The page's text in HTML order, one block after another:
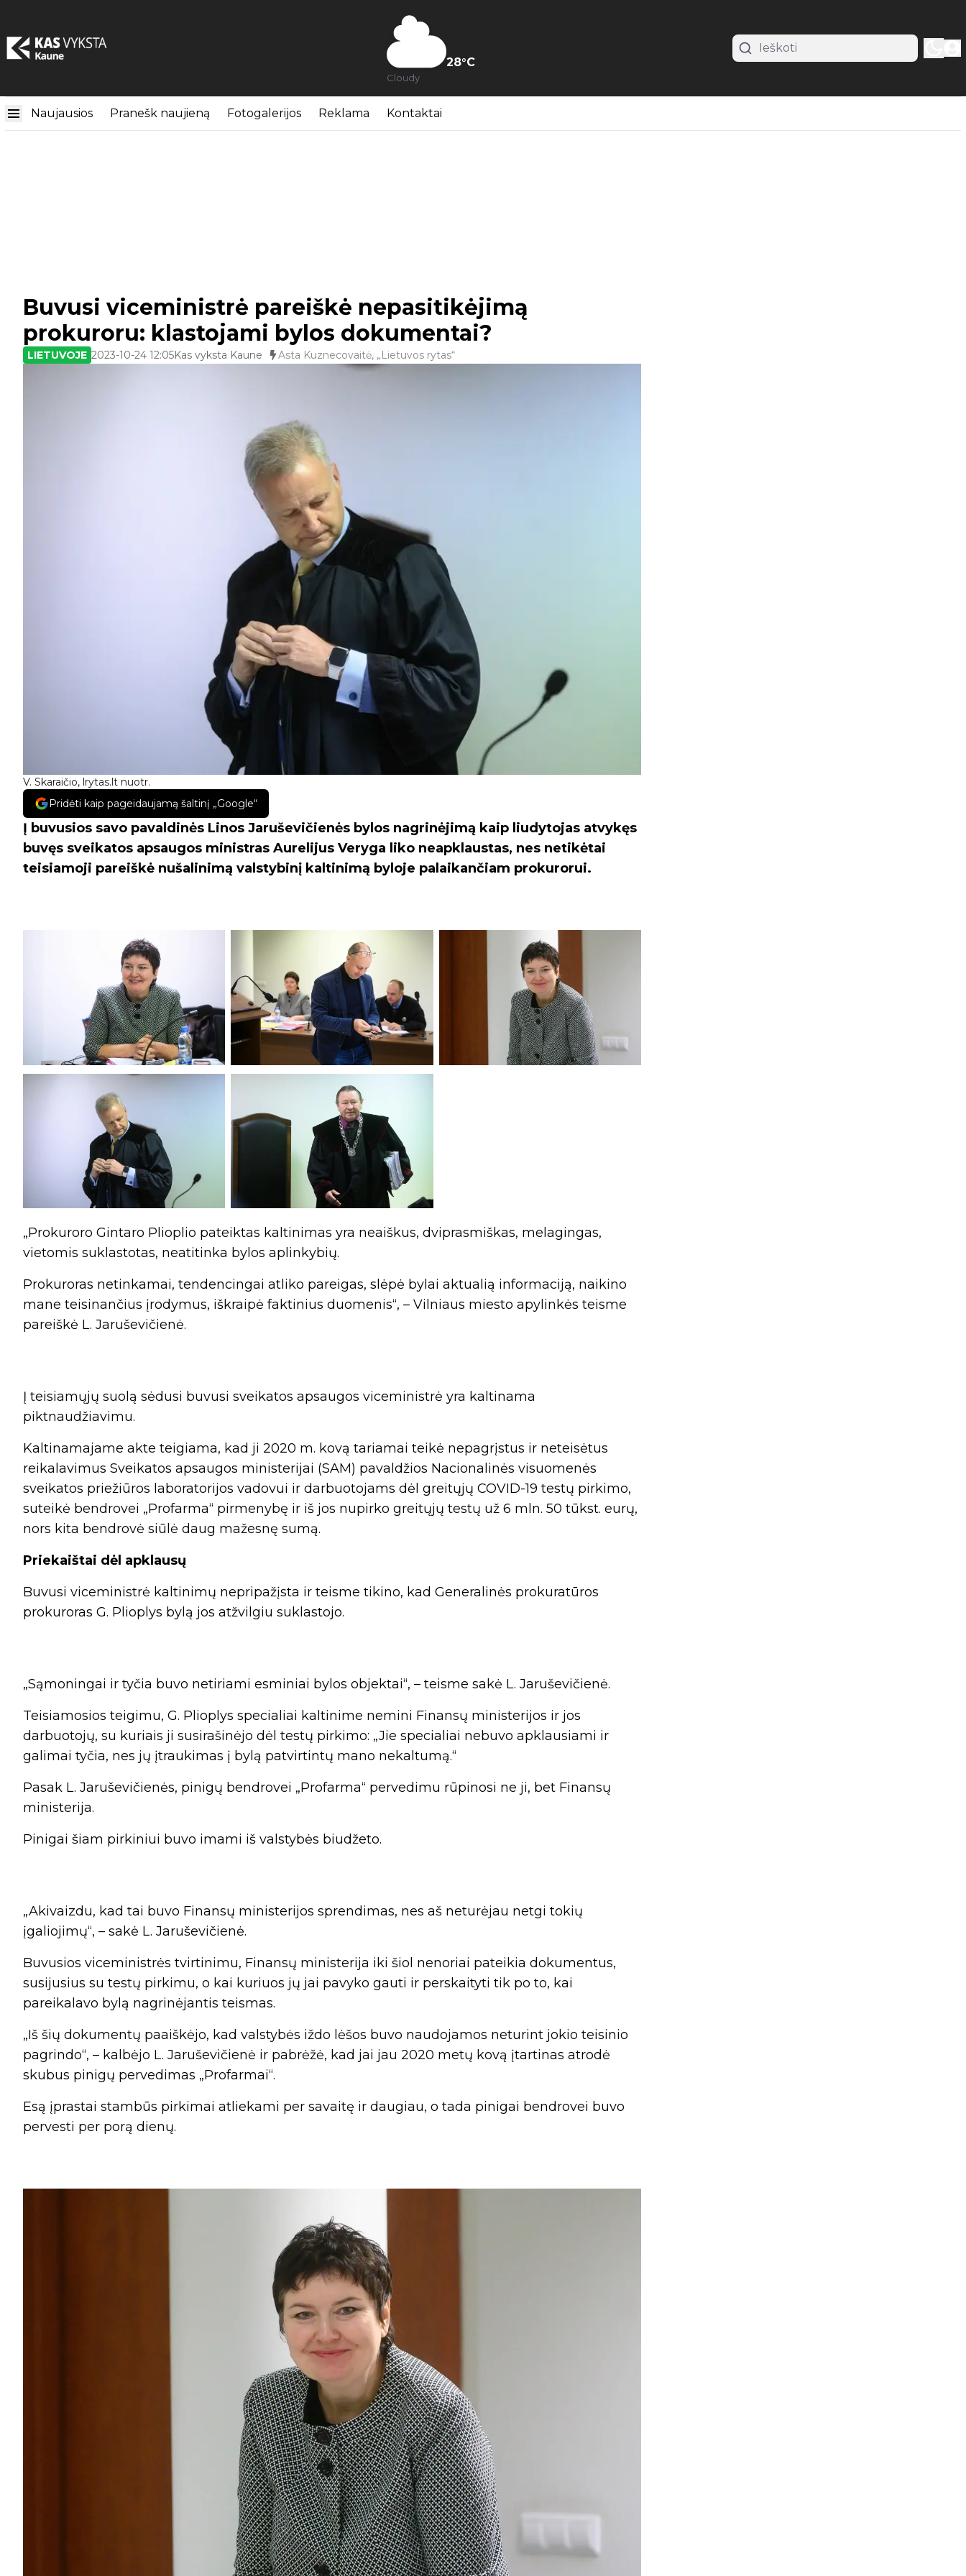
28°C
Cloudy
Naujausios Pranešk naujieną Fotogalerijos Reklama Kontaktai
V. Skaraičio, lrytas.lt nuotr.
Buvusi viceministrė pareiškė nepasitikėjimą
prokuroru: klastojami bylos dokumentai?
LIETUVOJE 2023-10-24 12:05Kas vyksta Kaune Asta Kuznecovaitė, „Lietuvos rytas“
Pridėti kaip pageidaujamą šaltinį „Google“
Į buvusios savo pavaldinės Linos Jaruševičienės bylos nagrinėjimą kaip liudytojas atvykęs
buvęs sveikatos apsaugos ministras Aurelijus Veryga liko neapklaustas, nes netikėtai
teisiamoji pareiškė nušalinimą valstybinį kaltinimą byloje palaikančiam prokurorui.
„Prokuroro Gintaro Plioplio pateiktas kaltinimas yra neaiškus, dviprasmiškas, melagingas,
vietomis suklastotas, neatitinka bylos aplinkybių.
Prokuroras netinkamai, tendencingai atliko pareigas, slėpė bylai aktualią informaciją, naikino
mane teisinančius įrodymus, iškraipė faktinius duomenis“, – Vilniaus miesto apylinkės teisme
pareiškė L. Jaruševičienė.
Į teisiamųjų suolą sėdusi buvusi sveikatos apsaugos viceministrė yra kaltinama
piktnaudžiavimu.
Kaltinamajame akte teigiama, kad ji 2020 m. kovą tariamai teikė nepagrįstus ir neteisėtus
reikalavimus Sveikatos apsaugos ministerijai (SAM) pavaldžios Nacionalinės visuomenės
sveikatos priežiūros laboratorijos vadovui ir darbuotojams dėl greitųjų COVID-19 testų pirkimo,
suteikė bendrovei „Profarma“ pirmenybę ir iš jos nupirko greitųjų testų už 6 mln. 50 tūkst. eurų,
nors kita bendrovė siūlė daug mažesnę sumą.
Priekaištai dėl apklausų
Buvusi viceministrė kaltinimų nepripažįsta ir teisme tikino, kad Generalinės prokuratūros
prokuroras G. Plioplys bylą jos atžvilgiu suklastojo.
„Sąmoningai ir tyčia buvo netiriami esminiai bylos objektai“, – teisme sakė L. Jaruševičienė.
Teisiamosios teigimu, G. Plioplys specialiai kaltinime nemini Finansų ministerijos ir jos
darbuotojų, su kuriais ji susirašinėjo dėl testų pirkimo: „Jie specialiai nebuvo apklausiami ir
galimai tyčia, nes jų įtraukimas į bylą patvirtintų mano nekaltumą.“
Pasak L. Jaruševičienės, pinigų bendrovei „Profarma“ pervedimu rūpinosi ne ji, bet Finansų
ministerija.
Pinigai šiam pirkiniui buvo imami iš valstybės biudžeto.
„Akivaizdu, kad tai buvo Finansų ministerijos sprendimas, nes aš neturėjau netgi tokių
įgaliojimų“, – sakė L. Jaruševičienė.
Buvusios viceministrės tvirtinimu, Finansų ministerija iki šiol nenoriai pateikia dokumentus,
susijusius su testų pirkimu, o kai kuriuos jų jai pavyko gauti ir perskaityti tik po to, kai
pareikalavo bylą nagrinėjantis teismas.
„Iš šių dokumentų paaiškėjo, kad valstybės iždo lėšos buvo naudojamos neturint jokio teisinio
pagrindo“, – kalbėjo L. Jaruševičienė ir pabrėžė, kad jai jau 2020 metų kovą įtartinas atrodė
skubus pinigų pervedimas „Profarmai“.
Esą įprastai stambūs pirkimai atliekami per savaitę ir daugiau, o tada pinigai bendrovei buvo
pervesti per porą dienų.